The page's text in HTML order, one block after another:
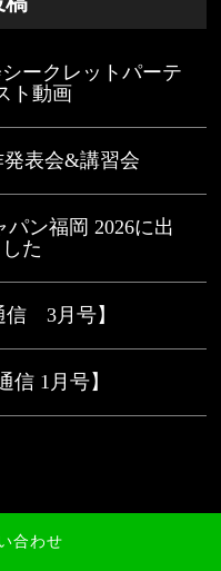
ークレットパーテ
ト動画
発表会&講習会
ン福岡 2026に出
た
信 3月号】
信 1月号】
合わせ